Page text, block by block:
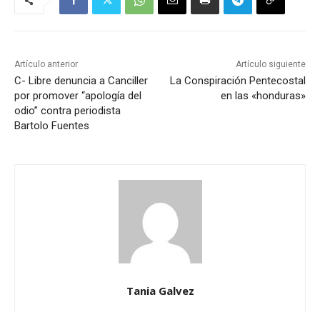
Artículo anterior
C- Libre denuncia a Canciller
por promover “apología del
odio” contra periodista
Bartolo Fuentes
Artículo siguiente
La Conspiración Pentecostal
en las «honduras»
Tania Galvez